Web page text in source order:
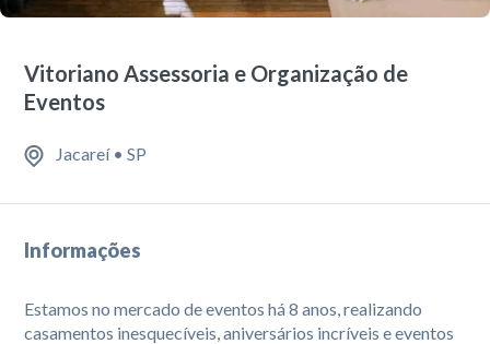
Vitoriano Assessoria e Organização de
Eventos
Jacareí • SP
Informações
Estamos no mercado de eventos há 8 anos, realizando
casamentos inesquecíveis, aniversários incríveis e eventos